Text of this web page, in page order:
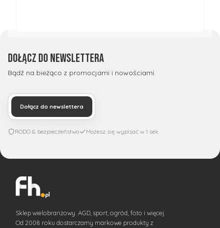
Dołącz do newslettera
Bądź na bieżąco z promocjami i nowościami.
Dołącz do newslettera
RODO & bezpieczeństwo Możesz się wypisać w 1 sek
Sklep wielobranżowy. AGD, sport, ogród, foto i więcej.
Od 2008 roku dostarczamy markowe produkty z